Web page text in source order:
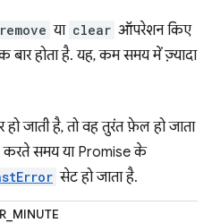
remove या clear ऑपरेशन किए
होता है. यह, कम समय में ज़्यादा
जाती है, तो वह तुरंत फ़ेल हो जाता
करते समय या Promise के
सेट हो जाता है.